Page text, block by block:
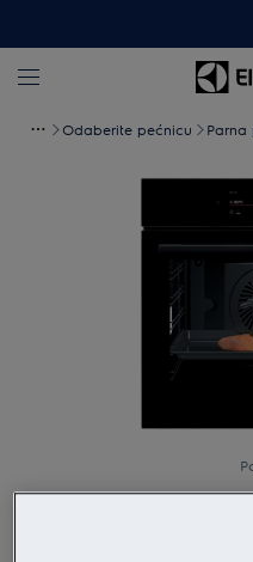
Odaberite pećnicu Parna